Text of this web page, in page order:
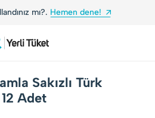
mı?. Hemen dene!
Sakızlı Türk
Adet